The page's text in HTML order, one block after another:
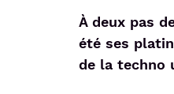
À deux pas
été ses
de la techno